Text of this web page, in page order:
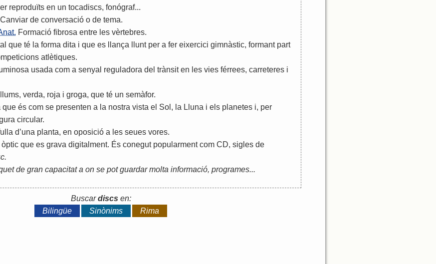
reproduïts en un tocadiscs, fonógraf...
Canviar de conversació o de tema.
Formació fibrosa entre les vèrtebres.
que té la forma dita i que es llança llunt per a fer eixercici gimnàstic, formant part
atlètiques.
usada com a senyal reguladora del trànsit en les vies férrees, carreteres i
llums, verda, roja i groga, que té un semàfor.
que és com se presenten a la nostra vista el Sol , la Lluna i els planetes i, per
circular.
d’una planta, en oposició a les seues vores.
òptic que es grava digitalment. És conegut popularment com CD, sigles de
.
de gran capacitat a on se pot guardar molta informació, programes...
Buscardiscs en:
Bilingüe
Sinònims Rima